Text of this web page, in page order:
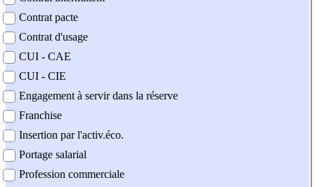
Contrat pacte
Contrat d'usage
CUI - CAE
CUI - CIE
Engagement à servir dans la réserve
Franchise
Insertion par l'activ.éco.
Portage salarial
Profession commerciale